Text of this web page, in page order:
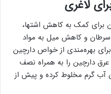
کمک به کاهش اشتها،
سرطان و کاهش میل به مواد
بهره‌مندی از خواص دارچین
دارچین را به همراه نصف
گرم مخلوط کرده و پیش از